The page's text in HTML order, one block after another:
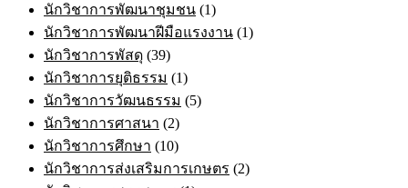
นักวิชาการพัฒนาชุมชน (1)
นักวิชาการพัฒนาฝีมือแรงงาน (1)
นักวิชาการพัสดุ (39)
นักวิชาการยุติธรรม (1)
นักวิชาการวัฒนธรรม (5)
นักวิชาการศาสนา (2)
นักวิชาการศึกษา (10)
นักวิชาการส่งเสริมการเกษตร (2)